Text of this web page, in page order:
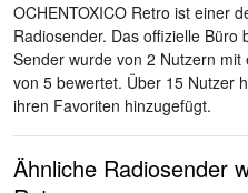
OCHENTOXICO Retro ist einer
Radiosender. Das offizielle Büro
Sender wurde von 2 Nutzern
von 5 bewertet. Über 15 Nutzer
ihren Favoriten hinzugefügt.
Ähnliche Radiosender